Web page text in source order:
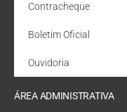
Contracheque
Boletim Oficial
Ouvidoria
ÁREA ADMINISTRATIVA